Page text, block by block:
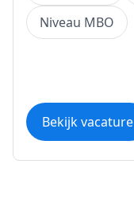
Niveau MBO
Bekijk vacature